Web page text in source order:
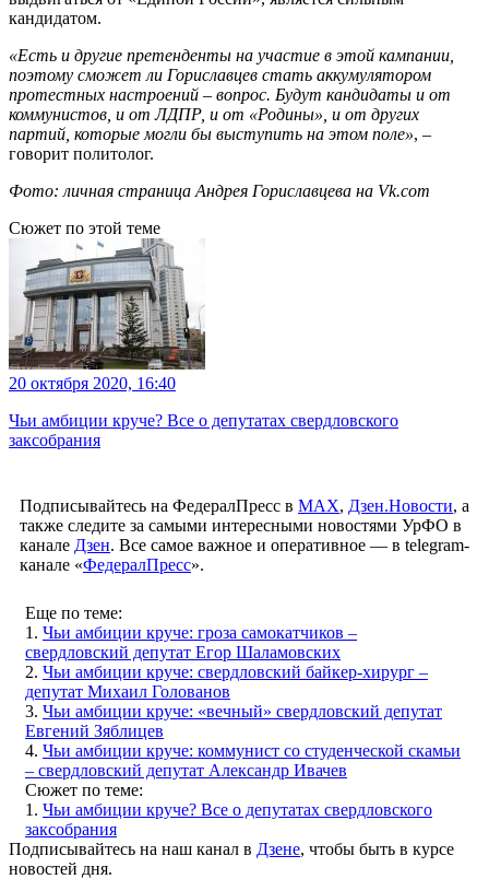
кандидатом.
«Есть и другие претенденты на участие в этой кампании,
поэтому сможет ли Гориславцев стать аккумулятором
протестных настроений – вопрос. Будут кандидаты и от
коммунистов, и от ЛДПР, и от «Родины», и от других
партий, которые могли бы выступить на этом поле», –
говорит политолог.
Фото: личная страница Андрея Гориславцева на Vk.com
Сюжет по этой теме
20 октября 2020, 16:40
Чьи амбиции круче? Все о депутатах свердловского
заксобрания
Подписывайтесь на ФедералПресс в МАХ, Дзен.Новости, а
также следите за самыми интересными новостями УрФО в
канале Дзен. Все самое важное и оперативное — в telegram-
канале «ФедералПресс».
Еще по теме:
1. Чьи амбиции круче: гроза самокатчиков –
свердловский депутат Егор Шаламовских
2. Чьи амбиции круче: свердловский байкер-хирург –
депутат Михаил Голованов
3. Чьи амбиции круче: «вечный» свердловский депутат
Евгений Зяблицев
4. Чьи амбиции круче: коммунист со студенческой скамьи
– свердловский депутат Александр Ивачев
Сюжет по теме:
1. Чьи амбиции круче? Все о депутатах свердловского
заксобрания
Подписывайтесь на наш канал в Дзене, чтобы быть в курсе
новостей дня.